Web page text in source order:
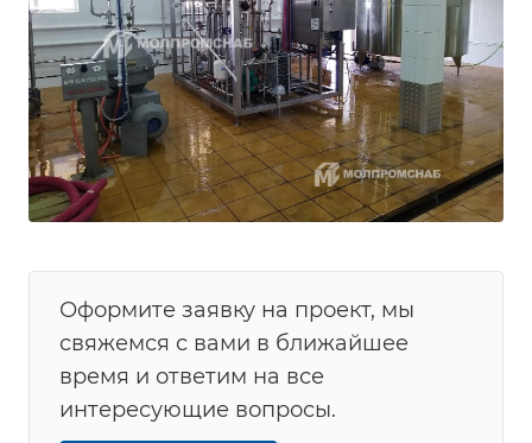
Оформите заявку на проект, мы
свяжемся с вами в ближайшее
время и ответим на все
интересующие вопросы.